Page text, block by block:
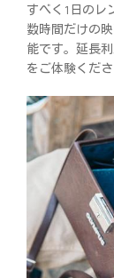
すべく1日のレ
数時間だけの
能です。延長
をご体験くださ